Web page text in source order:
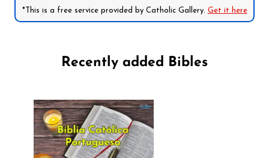
*This is a free service provided by Catholic Gallery. Get it here
Recently added Bibles